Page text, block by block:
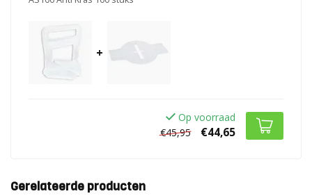
+
Op voorraad
€45,95
€44,65
Gerelateerde producten